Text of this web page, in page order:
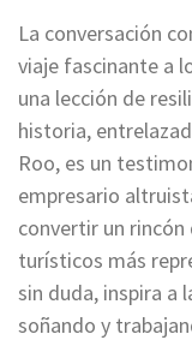
La conversación
viaje fascinante a
una lección de
historia,
Roo, es un
empresario
convertir un rincón
turísticos más
sin duda, inspira a
soñando y